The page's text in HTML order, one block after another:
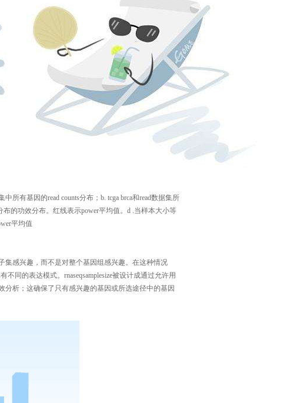
中所有基因的read counts分布； b. tcga brca和read数据集所
布的功效分布。红线表示power平均值。 d .当样本大小等
平均值
集感兴趣，而不是对整个基因组感兴趣。在这种情况
不同的表达模式。 rnaseqsamplesize被设计成通过允许用
分析；这确保了只有感兴趣的基因或所选途径中的基因